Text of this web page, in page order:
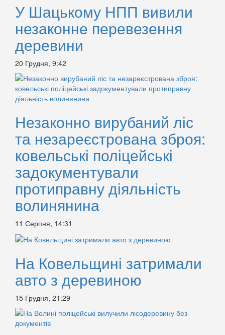
У Шацькому НПП вивили
незаконне перевезення
деревини
20 Грудня, 9:42
Незаконно вирубаний ліс
та незареєстрована зброя:
ковельські поліцейські
задокументували
протиправну діяльність
волинянина
11 Серпня, 14:31
На Ковельщині затримали
авто з деревиною
15 Грудня, 21:29